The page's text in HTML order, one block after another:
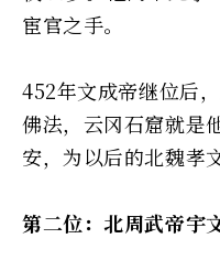
宦官之手。
452年文成帝继位后
佛法，云冈石窟就是
安，为以后的北魏孝
第二位：北周武帝宇